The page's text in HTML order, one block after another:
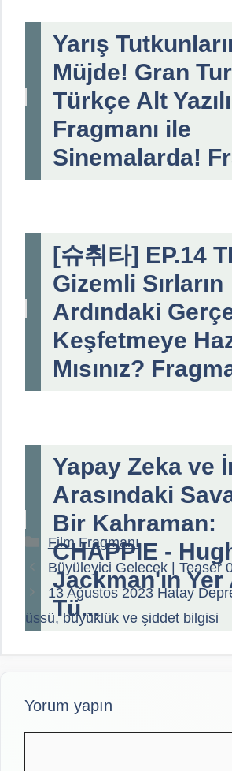
Yarış
Müjde! Gran
Türkçe Alt
Fragmanı ile
Sinemalarda!
[슈취타] EP.14
Gizemli Sırların
Ardındaki
Keşfetmeye
Mısınız?
Yapay Zeka ve
Arasındaki
Bir Kahraman:
CHAPPIE -
Jackman'ın Yer
Tü...
Kategoriler
Film Fragmanı
Büyüleyici Gelecek | Teaser
13 Ağustos 2023 Hatay
üssü, büyüklük ve şiddet bilgisi
Yorum yapın